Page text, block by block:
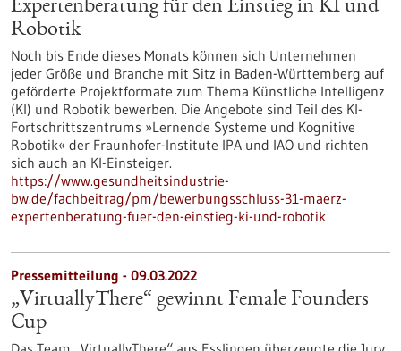
Expertenberatung für den Einstieg in KI und
Robotik
Noch bis Ende dieses Monats können sich Unternehmen
jeder Größe und Branche mit Sitz in Baden-Württemberg auf
geförderte Projektformate zum Thema Künstliche Intelligenz
(KI) und Robotik bewerben. Die Angebote sind Teil des KI-
Fortschrittszentrums »Lernende Systeme und Kognitive
Robotik« der Fraunhofer-Institute IPA und IAO und richten
sich auch an KI-Einsteiger.
https://www.gesundheitsindustrie-
bw.de/fachbeitrag/pm/bewerbungsschluss-31-maerz-
expertenberatung-fuer-den-einstieg-ki-und-robotik
Pressemitteilung - 09.03.2022
„VirtuallyThere“ gewinnt Female Founders
Cup